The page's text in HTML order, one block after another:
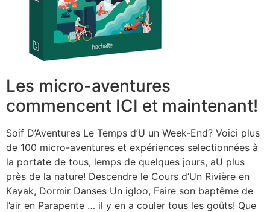
Les micro-aventures
commencent ICI et maintenant!
Soif D’Aventures Le Temps d’U un Week-End? Voici plus
de 100 micro-aventures et expériences selectionnées à
la portate de tous, lemps de quelques jours, aU plus
près de la nature! Descendre le Cours d’Un Rivière en
Kayak, Dormir Danses Un igloo, Faire son baptême de
l’air en Parapente … il y en a couler tous les goûts! Que